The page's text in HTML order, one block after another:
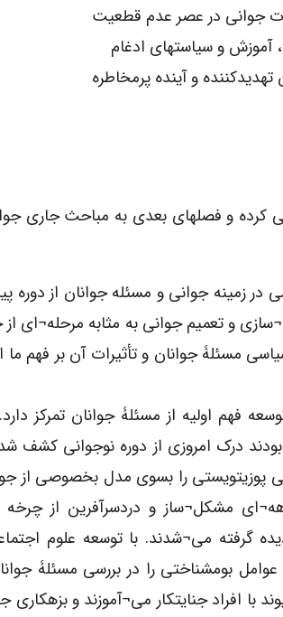
جوانی در عصر عدم قطعیت
و سیاستهای ادغام
و آینده پرمخاطره
کرده و فصلهای بعدی به مباحث جاری
زمینه جوانی و مسئله جوانان از دوره
و تعمیم جوانی به مثابه مرحله¬ای از
مسئلۀ جوانان و تأثیرات آن بر فهم ما
فهم اولیه از مسئلۀ جوانان تمرکز
درک امروزی از دوره نوجوانی کشف
پوزیتویستی را بسوی مدل بخصوصی از
مشکل¬ساز و دردسرآفرین از چرخه
گرفته می¬شدند. با توسعه علوم
بومشناختی را در بررسی مسئلۀ
با افراد جنایتکار می¬آموزند و بزهکاری